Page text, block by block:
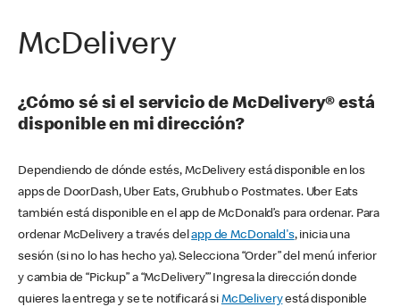
McDelivery
¿Cómo sé si el servicio de McDelivery® está
disponible en mi dirección?
Dependiendo de dónde estés, McDelivery está disponible en los
apps de DoorDash, Uber Eats, Grubhub o Postmates. Uber Eats
también está disponible en el app de McDonald’s para ordenar. Para
ordenar McDelivery a través delapp de McDonald's, inicia una
sesión (si no lo has hecho ya). Selecciona “Order” del menú inferior
y cambia de “Pickup” a “McDelivery’” Ingresa la dirección donde
quieres la entrega y se te notificará si McDeliveryestá disponible